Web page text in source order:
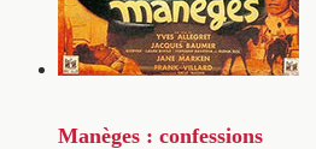
Manèges : confessions